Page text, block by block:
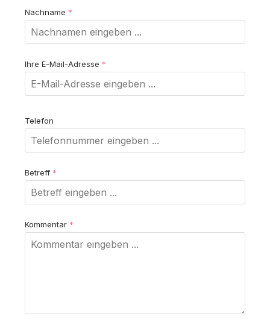
Nachname *
Ihre E-Mail-Adresse *
Telefon
Betreff *
Kommentar *